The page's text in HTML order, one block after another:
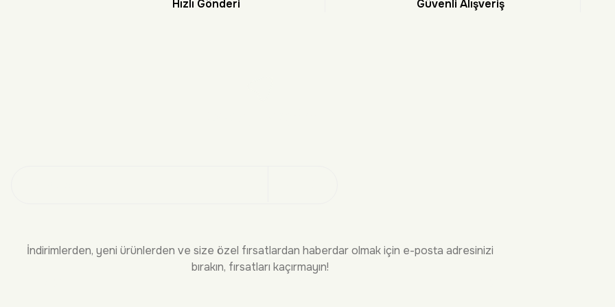
Hızlı Gönderi Güvenli Alışveriş
İndirimlerden, yeni ürünlerden ve size özel fırsatlardan haberdar olmak için e-posta adresinizi
bırakın, fırsatları kaçırmayın!